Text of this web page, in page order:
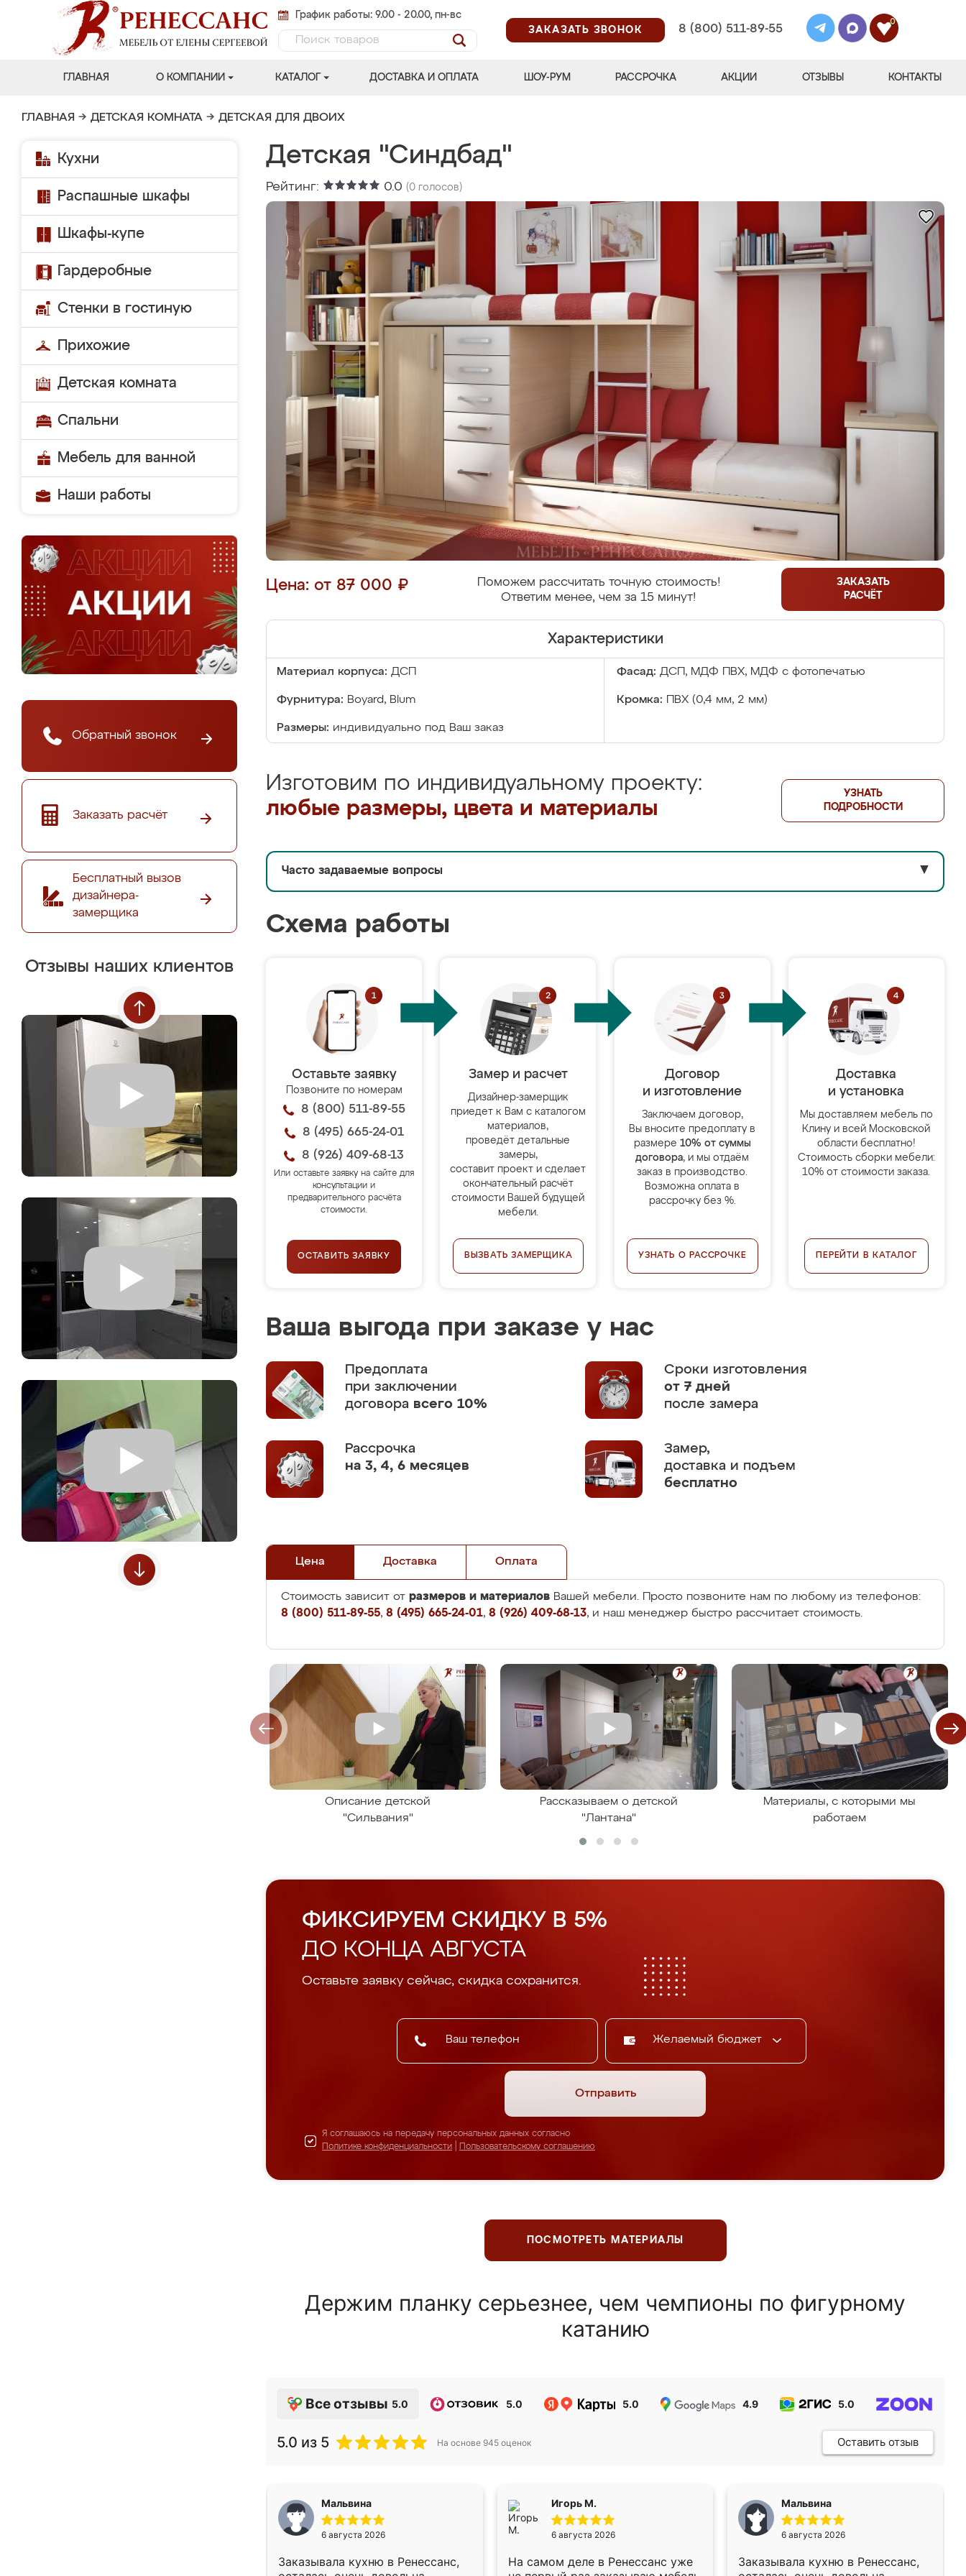
График работы: 9.00 - 20.00, пн-вс
ЗАКАЗАТЬ ЗВОНОК
8 (800) 511-89-55
0
ГЛАВНАЯ О КОМПАНИИ КАТАЛОГ ДОСТАВКА И ОПЛАТА ШОУ-РУМ РАССРОЧКА АКЦИИ ОТЗЫВЫ КОНТАКТЫ
ГЛАВНАЯ → ДЕТСКАЯ КОМНАТА → ДЕТСКАЯ ДЛЯ ДВОИХ
Кухни
Распашные шкафы
Шкафы-купе
Гардеробные
Стенки в гостиную
Прихожие
Детская комната
Спальни
Мебель для ванной
Наши работы
Обратный звонок
Заказать расчёт
Бесплатный вызов
дизайнера-
замерщика
Отзывы наших клиентов
Детская "Синдбад"
Рейтинг: 0.0 (0 голосов)
Цена: от 87 000 ₽
Поможем рассчитать точную стоимость!
Ответим менее, чем за 15 минут!
ЗАКАЗАТЬ
РАСЧЁТ
Характеристики
Материал корпуса: ДСП Фасад: ДСП, МДФ ПВХ, МДФ с фотопечатью
Фурнитура: Boyard, Blum Кромка: ПВХ (0,4 мм, 2 мм)
Размеры: индивидуально под Ваш заказ
Изготовим по индивидуальному проекту:
любые размеры, цвета и материалы
УЗНАТЬ
ПОДРОБНОСТИ
Часто задаваемые вопросы ▼
Схема работы
Оставьте заявку
Позвоните по номерам
8 (800) 511-89-55
8 (495) 665-24-01
8 (926) 409-68-13
Или оставьте заявку на сайте для
консультации и
предварительного расчёта
стоимости.
ОСТАВИТЬ ЗАЯВКУ
Замер и расчет
Дизайнер-замерщик
приедет к Вам с каталогом
материалов,
проведёт детальные
замеры,
составит проект и сделает
окончательный расчёт
стоимости Вашей будущей
мебели.
ВЫЗВАТЬ ЗАМЕРЩИКА
Договор
и изготовление
Заключаем договор,
Вы вносите предоплату в
размере 10% от суммы
договора, и мы отдаём
заказ в производство.
Возможна оплата в
рассрочку без %.
УЗНАТЬ О РАССРОЧКЕ
Доставка
и установка
Мы доставляем мебель по
Клину и всей Московской
области бесплатно!
Стоимость сборки мебели:
10% от стоимости заказа.
ПЕРЕЙТИ В КАТАЛОГ
Ваша выгода при заказе у нас
Предоплата
при заключении
договора всего 10%
Сроки изготовления
от 7 дней
после замера
Рассрочка
на 3, 4, 6 месяцев
Замер,
доставка и подъем
бесплатно
Цена Доставка Оплата
Стоимость зависит от размеров и материалов Вашей мебели. Просто позвоните нам по любому из телефонов:
8 (800) 511-89-55, 8 (495) 665-24-01, 8 (926) 409-68-13, и наш менеджер быстро рассчитает стоимость.
Описание детской
"Сильвания"
Рассказываем о детской
"Лантана"
Материалы, с которыми мы
работаем
ФИКСИРУЕМ СКИДКУ В 5%
ДО КОНЦА АВГУСТА
Оставьте заявку сейчас, скидка сохранится.
Желаемый бюджет
Отправить
Я соглашаюсь на передачу персональных данных согласно
Политике конфиденциальности
Пользовательскому соглашению
ПОСМОТРЕТЬ МАТЕРИАЛЫ
Держим планку серьезнее, чем чемпионы по фигурному
катанию
Все отзывы 5.0 5.0 5.0 4.9 5.0
5.0 из 5 На основе 945 оценок Оставить отзыв
Мальвина
6 августа 2026
Заказывала кухню в Ренессанс,
Игорь М.
6 августа 2026
На самом деле в Ренессанс уже
Мальвина
6 августа 2026
Заказывала кухню в Ренессанс,